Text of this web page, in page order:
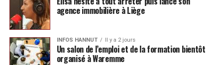
agence immobilière à Liège
INFOS HANNUT Il y a 2 jours
Un salon de l’emploi et de la formation bientôt
organisé à Waremme